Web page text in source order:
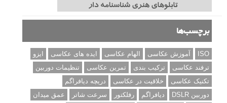
برچسب‌ها
ISO آموزش عکاسی الهام عکاسی ایده های عکاسی
ایزو
ترفند عکاسی
ترکیب بندی تمرین عکاسی
تنظیمات دوربین
تکنیک عکاسی
خلاقیت در عکاسی
دریچه دیافراگم
دوربین DSLR
دیافراگم رفلکتور سرعت شاتر
عمق میدان